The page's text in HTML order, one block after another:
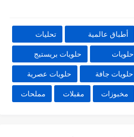
أطباق عالمية تحليات
حلويات حلويات بريستيج
حلويات جافة حلويات عصرية
مخبوزات مقبلات مملحات